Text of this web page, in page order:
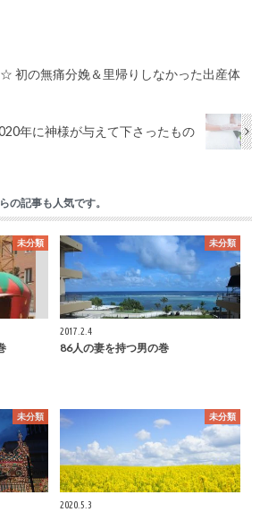
初の無痛分娩＆里帰りしなかった出産体
年に神様が与えて下さったもの
の記事も人気です。
未分類 未分類
2017.2.4
86人の妻を持つ男の巻
未分類 未分類
2020.5.3